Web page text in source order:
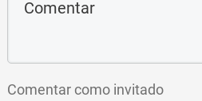
Comentar como invitado